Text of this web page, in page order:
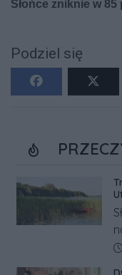
Podziel się